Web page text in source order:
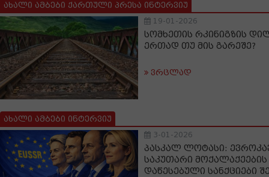
ახალი ამბები ქართული პრესა ინტერვიუ
19-01-2026
სომხეთის რკინიგზის
ერთად თუ მის გარეშე?
ვრცლად
ახალი ამბები ინტერვიუ
3-01-2026
პასკალ ლოტასი:
საკუთარი
დაწესებული სანქციები